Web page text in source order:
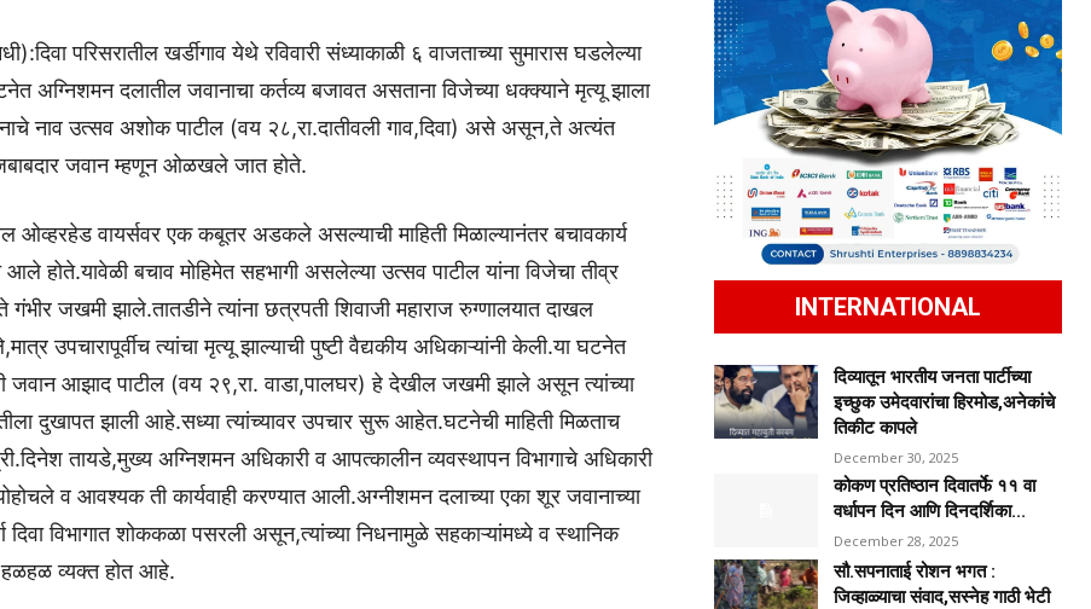
परिसरातील खर्डीगाव येथे रविवारी संध्याकाळी ६ वाजताच्या सुमारास घडलेल्या
अग्निशमन दलातील जवानाचा कर्तव्य बजावत असताना विजेच्या धक्क्याने मृत्यू झाला
नाव उत्सव अशोक पाटील (वय २८,रा.दातीवली गाव,दिवा) असे असून,ते अत्यंत
जवान म्हणून ओळखले जात होते.
ओव्हरहेड वायर्सवर एक कबूतर अडकले असल्याची माहिती मिळाल्यानंतर बचावकार्य
होते.यावेळी बचाव मोहिमेत सहभागी असलेल्या उत्सव पाटील यांना विजेचा तीव्र
जखमी झाले.तातडीने त्यांना छत्रपती शिवाजी महाराज रुग्णालयात दाखल
उपचारापूर्वीच त्यांचा मृत्यू झाल्याची पुष्टी वैद्यकीय अधिकाऱ्यांनी केली.या घटनेत
जवान आझाद पाटील (वय २९,रा. वाडा,पालघर) हे देखील जखमी झाले असून त्यांच्या
दुखापत झाली आहे.सध्या त्यांच्यावर उपचार सुरू आहेत.घटनेची माहिती मिळताच
तायडे,मुख्य अग्निशमन अधिकारी व आपत्कालीन व्यवस्थापन विभागाचे अधिकारी
व आवश्यक ती कार्यवाही करण्यात आली.अग्नीशमन दलाच्या एका शूर जवानाच्या
दिवा विभागात शोककळा पसरली असून,त्यांच्या निधनामुळे सहकाऱ्यांमध्ये व स्थानिक
हळहळ व्यक्त होत आहे.
INTERNATIONAL
दिव्यातून भारतीय जनता पार्टीच्या
इच्छुक उमेदवारांचा हिरमोड,अनेकांचे
तिकीट कापले
December 30, 2025
कोकण प्रतिष्ठान दिवातर्फे ११ वा
वर्धापन दिन आणि दिनदर्शिका...
December 28, 2025
सौ.सपनाताई रोशन भगत :
जिव्हाळ्याचा संवाद,सस्नेह गाठी भेटी